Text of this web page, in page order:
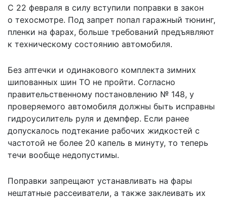
С 22 февраля в силу вступили поправки в закон
о техосмотре. Под запрет попал гаражный тюнинг,
пленки на фарах, больше требований предъявляют
к техническому состоянию автомобиля.
Без аптечки и одинакового комплекта зимних
шипованных шин ТО не пройти. Согласно
правительственному постановлению № 148, у
проверяемого автомобиля должны быть исправны
гидроусилитель руля и демпфер. Если ранее
допускалось подтекание рабочих жидкостей с
частотой не более 20 капель в минуту, то теперь
течи вообще недопустимы.
Поправки запрещают устанавливать на фары
нештатные рассеиватели, а также заклеивать их